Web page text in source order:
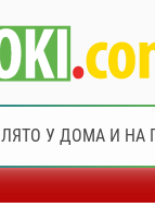
ЛЯТО У ДОМА И НА